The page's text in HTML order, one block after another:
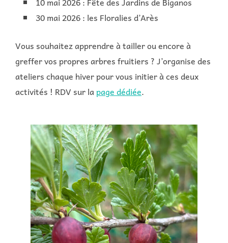
30 mai 2026 : les Floralies d’Arès
Vous souhaitez apprendre à tailler ou encore à
greffer vos propres arbres fruitiers ? J’organise des
ateliers chaque hiver pour vous initier à ces deux
activités ! RDV sur la page dédiée.